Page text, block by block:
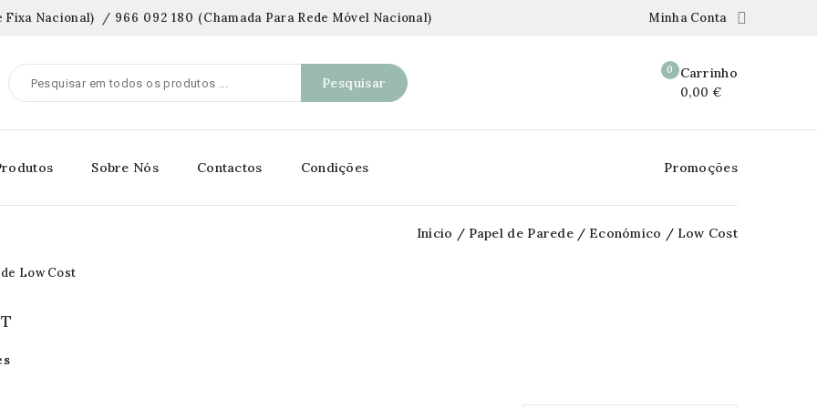
Fixa Nacional) / 966 092 180 (Chamada Para Rede Móvel Nacional) Minha Conta 
0 Carrinho
0,00 €
Pesquisar
Sobre Nós Contactos Condições Promoções
Início Papel de Parede Económico Low Cost